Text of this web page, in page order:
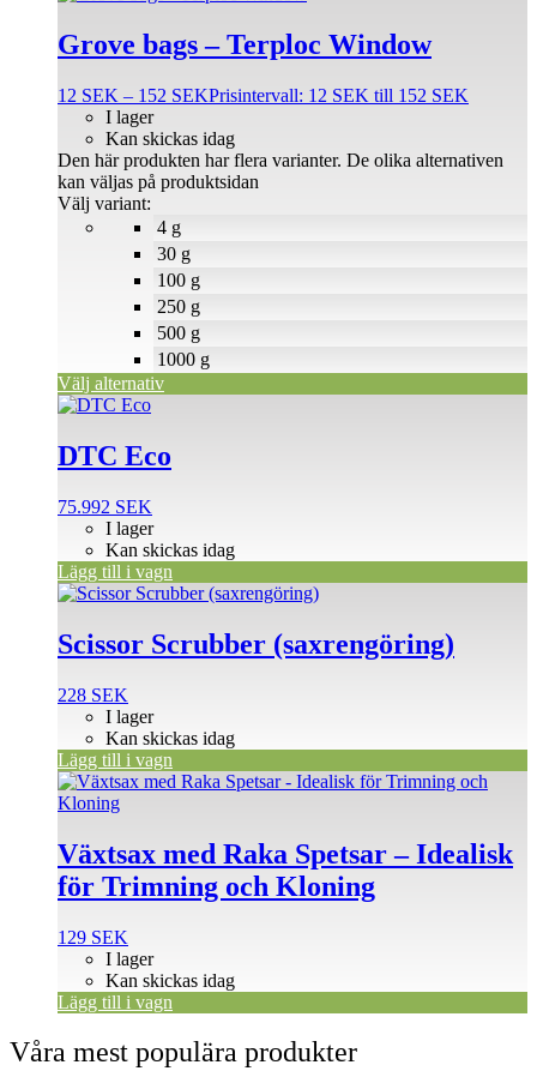
Grove bags – Terploc Window
12 SEK – 152 SEKPrisintervall: 12 SEK till 152 SEK
4 g
30 g
100 g
250 g
500 g
1000 g
I lager
Kan skickas idag
Välj variant:
Välj alternativ
Den här produkten har flera varianter. De olika alternativen
kan väljas på produktsidan
DTC Eco
75.992 SEK
I lager
Kan skickas idag
Lägg till i vagn
Scissor Scrubber (saxrengöring)
228 SEK
I lager
Kan skickas idag
Lägg till i vagn
Växtsax med Raka Spetsar – Idealisk
för Trimning och Kloning
129 SEK
I lager
Kan skickas idag
Lägg till i vagn
Våra mest populära produkter